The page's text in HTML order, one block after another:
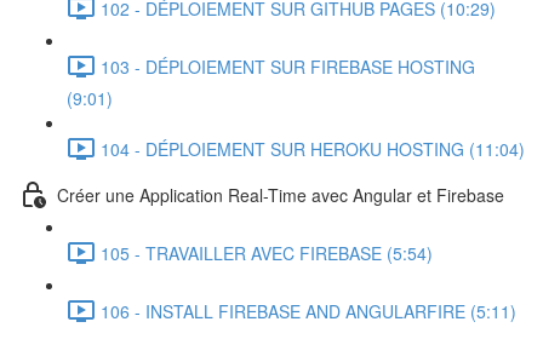
102 - DÉPLOIEMENT SUR GITHUB PAGES (10:29)
103 - DÉPLOIEMENT SUR FIREBASE HOSTING
(9:01)
104 - DÉPLOIEMENT SUR HEROKU HOSTING (11:04)
Créer une Application Real-Time avec Angular et Firebase
105 - TRAVAILLER AVEC FIREBASE (5:54)
106 - INSTALL FIREBASE AND ANGULARFIRE (5:11)